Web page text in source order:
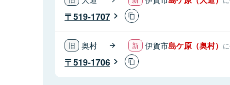
519-1707
奥村 伊賀市島ケ原（奥村）
519-1706